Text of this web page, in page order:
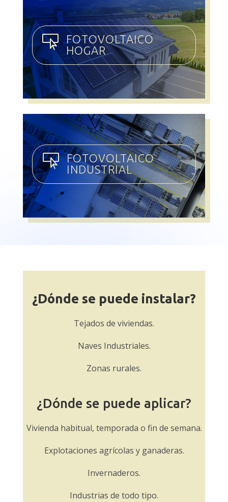
 FOTOVOLTAICO
HOGAR
 FOTOVOLTAICO
INDUSTRIAL
¿Dónde se puede instalar?
Tejados de viviendas.
Naves Industriales.
Zonas rurales.
¿Dónde se puede aplicar?
Vivienda habitual, temporada o fin de semana.
Explotaciones agrícolas y ganaderas.
Invernaderos.
Industrias de todo tipo.